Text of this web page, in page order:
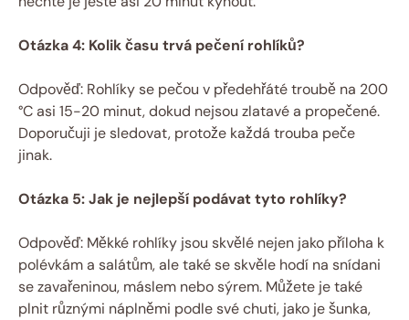
Otázka 4: Kolik času trvá pečení rohlíků?
Odpověď: Rohlíky se pečou v předehřáté troubě na 200
°C asi 15-20 minut, dokud nejsou zlatavé a propečené.
Doporučuji je sledovat, protože každá trouba peče
jinak.
Otázka 5: Jak je nejlepší podávat tyto rohlíky?
Odpověď: Měkké rohlíky jsou skvělé nejen jako příloha k
polévkám a salátům, ale také se skvěle hodí na snídani
se zavařeninou, máslem nebo sýrem. Můžete je také
plnit různými náplněmi podle své chuti, jako je šunka,